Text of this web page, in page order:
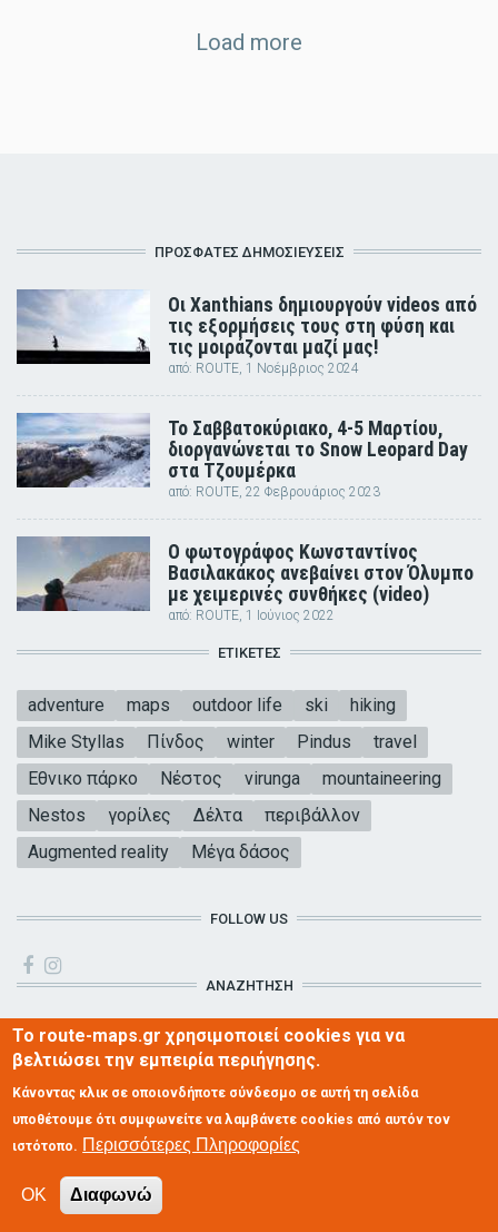
Load more
ΠΡΟΣΦΑΤΕΣ ΔΗΜΟΣΙΕΥΣΕΙΣ
Οι Xanthians δημιουργούν videos από
τις εξορμήσεις τους στη φύση και
τις μοιράζονται μαζί μας!
από: ROUTE, 1 Νοέμβριος 2024
Το Σαββατοκύριακο, 4-5 Μαρτίου,
διοργανώνεται το Snow Leopard Day
στα Τζουμέρκα
από: ROUTE, 22 Φεβρουάριος 2023
Ο φωτογράφος Κωνσταντίνος
Βασιλακάκος ανεβαίνει στον Όλυμπο
με χειμερινές συνθήκες (video)
από: ROUTE, 1 Ιούνιος 2022
ΕΤΙΚΈΤΕΣ
adventure maps outdoor life ski
hiking
Mike Styllas
Πίνδος winter Pindus
travel
Εθνικο πάρκο
Νέστος virunga
mountaineering
Nestos
γορίλες Δέλτα
περιβάλλον
Augmented reality
Μέγα δάσος
FOLLOW US
ΑΝΑΖΗΤΗΣΗ
MYROUTE NEWSLETTER
Εγγραφείτε στο newsletter μας!
Το route-maps.gr χρησιμοποιεί cookies για να
βελτιώσει την εμπειρία περιήγησης.
Κάνοντας κλικ σε οποιονδήποτε σύνδεσμο σε αυτή τη σελίδα
υποθέτουμε ότι συμφωνείτε να λαμβάνετε cookies από αυτόν τον
ιστότοπο. Περισσότερες Πληροφορίες
OK Διαφωνώ